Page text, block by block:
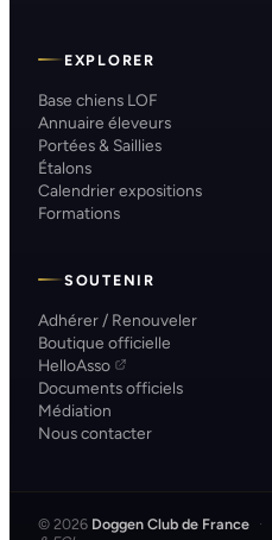
EXPLORER
Base chiens LOF
Annuaire éleveurs
Portées & Saillies
Étalons
Calendrier expositions
Formations
SOUTENIR
Adhérer / Renouveler
Boutique officielle
HelloAsso
Documents officiels
Médiation
Nous contacter
© 2026 Doggen Club de France ·